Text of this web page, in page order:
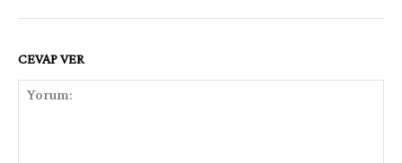
CEVAP VER